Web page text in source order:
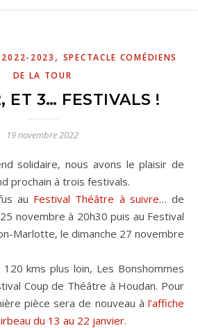
2022-2023 , SPECTACLE COMÉDIENS
DE LA TOUR
ET 3… FESTIVALS !
19 novembre 2022
prochain à trois festivals.
au Festival Théâtre à suivre… de
novembre à 20h30 puis au Festival
Marlotte, le dimanche 27 novembre
kms plus loin, Les Bonshommes
Coup de Théâtre à Houdan. Pour
pièce sera de nouveau à l’affiche
du 13 au 22 janvier.